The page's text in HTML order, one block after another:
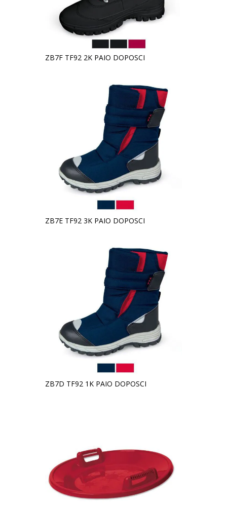
ZB7F TF92 2K PAIO DOPOSCI
ZB7E TF92 3K PAIO DOPOSCI
ZB7D TF92 1K PAIO DOPOSCI